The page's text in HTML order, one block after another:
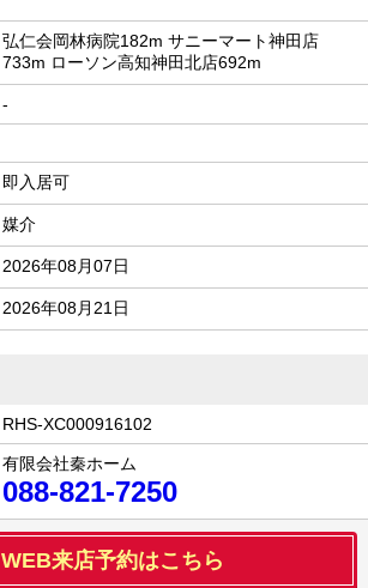
弘仁会岡林病院182m サニーマート神田店
733m ローソン高知神田北店692m
-
即入居可
媒介
2026年08月07日
2026年08月21日
RHS-XC000916102
有限会社秦ホーム
088-821-7250
WEB来店予約はこちら